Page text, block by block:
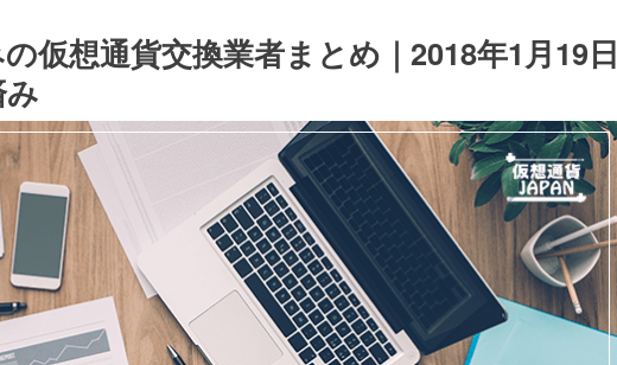
仮想通貨交換業者まとめ｜2018年1月19日